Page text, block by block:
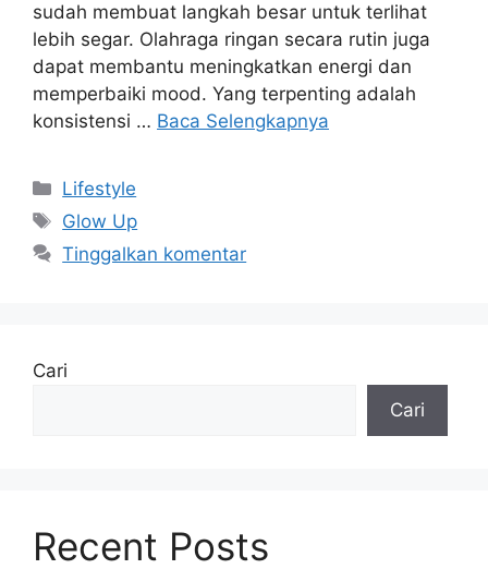
sudah membuat langkah besar untuk terlihat
lebih segar. Olahraga ringan secara rutin juga
dapat membantu meningkatkan energi dan
memperbaiki mood. Yang terpenting adalah
konsistensi … Baca Selengkapnya
Kategori
Lifestyle
Tag
Glow Up
Tinggalkan komentar
Cari
Cari
Recent Posts